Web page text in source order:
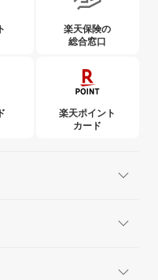
楽天保険の
総合窓口
楽天ポイント
カード